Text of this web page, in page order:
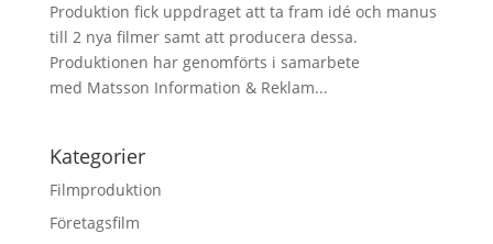
Produktion fick uppdraget att ta fram idé och manus
till 2 nya filmer samt att producera dessa.
Produktionen har genomförts i samarbete
med Matsson Information & Reklam...
Kategorier
Filmproduktion
Företagsfilm